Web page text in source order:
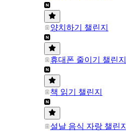
양치하기 챌린지
휴대폰 줄이기 챌린지
책 읽기 챌린지
설날 음식 자랑 챌린지